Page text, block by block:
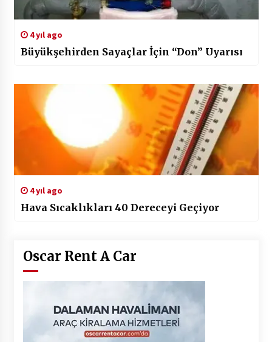
4 yıl ago
Büyükşehirden Sayaçlar İçin “Don” Uyarısı
4 yıl ago
Hava Sıcaklıkları 40 Dereceyi Geçiyor
Oscar Rent A Car